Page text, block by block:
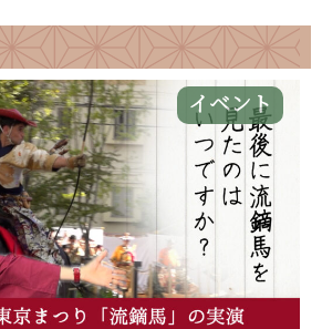
イベント